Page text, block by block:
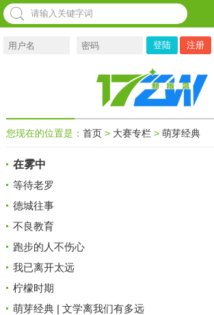
注册
您现在的位置是： 首页> 大赛专栏> 萌芽经典
在雾中
等待老罗
德城往事
不良教育
跑步的人不伤心
我已离开太远
柠檬时期
萌芽经典 | 文学离我们有多远